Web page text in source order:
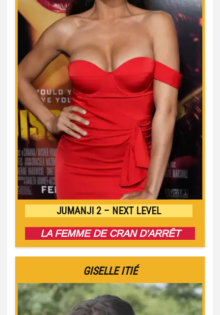
JUMANJI 2 – NEXT LEVEL
LA FEMME DE CRAN D’ARRÊT
GISELLE ITIÉ